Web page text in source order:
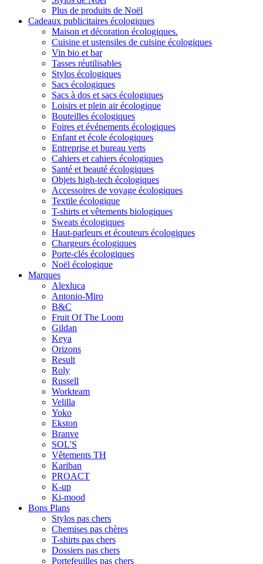
Plus de produits de Noël
Cadeaux publicitaires écologiques
Maison et décoration écologiques.
Cuisine et ustensiles de cuisine écologiques
Vin bio et bar
Tasses réutilisables
Stylos écologiques
Sacs écologiques
Sacs à dos et sacs écologiques
Loisirs et plein air écologique
Bouteilles écologiques
Foires et événements écologiques
Enfant et école écologiques
Entreprise et bureau verts
Cahiers et cahiers écologiques
Santé et beauté écologiques
Objets high-tech écologiques
Accessoires de voyage écologiques
Textile écologique
T-shirts et vêtements biologiques
Sweats écologiques
Haut-parleurs et écouteurs écologiques
Chargeurs écologiques
Porte-clés écologiques
Noël écologique
Marques
Alexluca
Antonio-Miro
B&C
Fruit Of The Loom
Gildan
Keya
Orizons
Result
Roly
Russell
Workteam
Velilla
Yoko
Ekston
Branve
SOL'S
Vêtements TH
Kariban
PROACT
K-up
Ki-mood
Bons Plans
Stylos pas chers
Chemises pas chères
T-shirts pas chers
Dossiers pas chers
Portefeuilles pas chers